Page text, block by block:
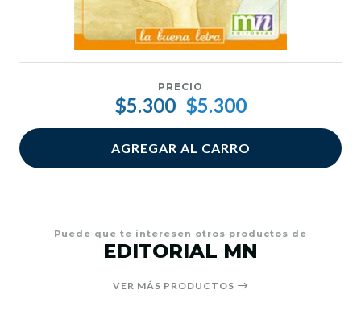
PRECIO
$5.300 $5.300
AGREGAR AL CARRO
Puede que te interesen otros productos de
EDITORIAL MN
VER MÁS PRODUCTOS